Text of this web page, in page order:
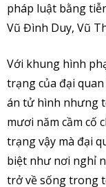
pháp luật bằng
Vũ Đình Duy, Vũ
Với khung hình
trạng của đại
án tử hình nhưng
mươi năm cầm cố
trạng vậy mà đại
biệt như nơi nghỉ
trở về sống trong